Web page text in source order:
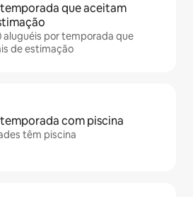
que aceitam
aluguéis por temporada que
de estimação
com piscina
têm piscina